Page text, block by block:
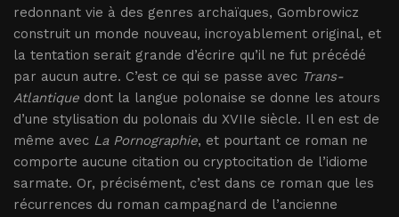
redonnant vie à des genres archaïques, Gombrowicz
construit un monde nouveau, incroyablement original, et
la tentation serait grande d’écrire qu’il ne fut précédé
par aucun autre. C’est ce qui se passe avec Trans-
Atlantique dont la langue polonaise se donne les atours
d’une stylisation du polonais du XVIIe siècle. Il en est de
même avec La Pornographie, et pourtant ce roman ne
comporte aucune citation ou cryptocitation de l’idiome
sarmate. Or, précisément, c’est dans ce roman que les
récurrences du roman campagnard de l’ancienne